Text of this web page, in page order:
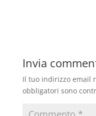
Invia
Il tuo indirizzo email
obbligatori sono